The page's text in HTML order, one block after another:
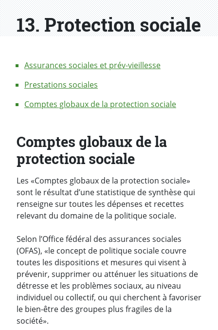
13. Protection sociale
Assurances sociales et prév-vieillesse
Prestations sociales
Comptes globaux de la protection sociale
Comptes globaux de la
protection sociale
Les «Comptes globaux de la protection sociale»
sont le résultat d’une statistique de synthèse qui
renseigne sur toutes les dépenses et recettes
relevant du domaine de la politique sociale.
Selon l’Office fédéral des assurances sociales
(OFAS), «le concept de politique sociale couvre
toutes les dispositions et mesures qui visent à
prévenir, supprimer ou atténuer les situations de
détresse et les problèmes sociaux, au niveau
individuel ou collectif, ou qui cherchent à favoriser
le bien-être des groupes plus fragiles de la
société».